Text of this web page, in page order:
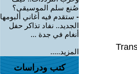
صُنع سلم الموسيقى؟
- ستقدم فيه أغاني ألبومها
الجديد.. نفاد تذاكر حفل
أنغام في جدة ...
المزيد.....
كتب ودراسات